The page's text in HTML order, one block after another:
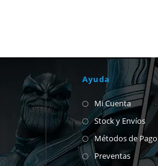
Ayuda
Mi Cuenta
Stock y Envíos
Métodos de Pago
Preventas